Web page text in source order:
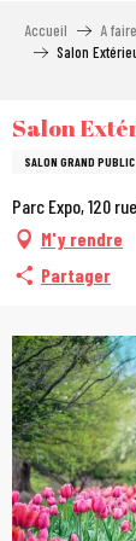
Accueil A
Salon
Salon
SALON GRAND PUBLIC
Parc Expo, 120
M'y rendre
Partager